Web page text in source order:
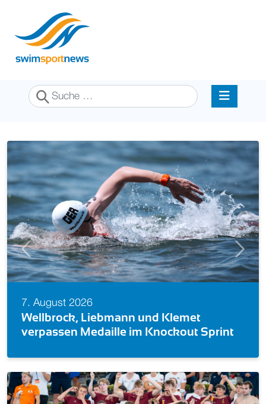
Suchen
7. August 2026
Europameisterin! Isabel Gose feiert
im Knockout Sprint
Previous Next